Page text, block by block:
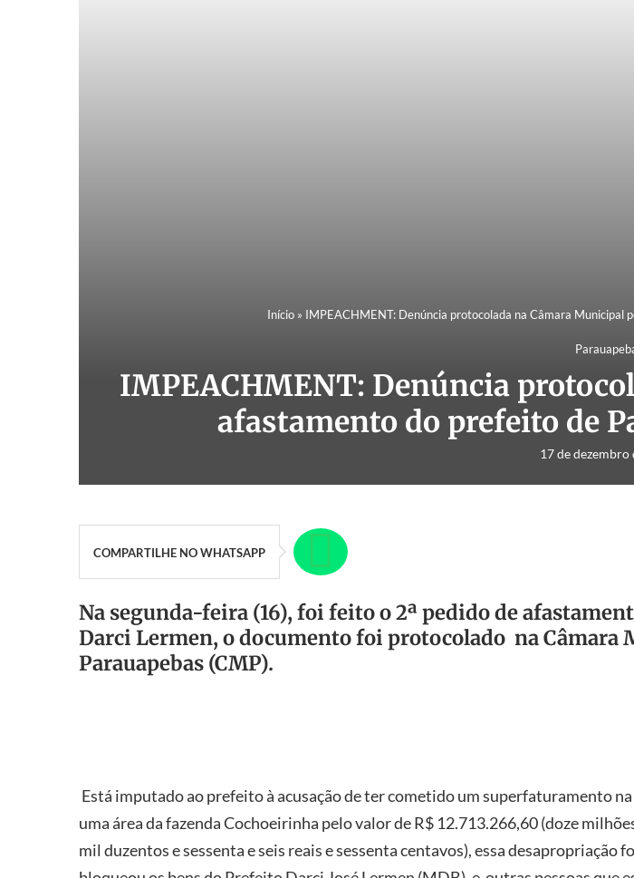
Início» IMPEACHMENT: Denúncia protocolada na Câmara Municipal
IMPEACHMENT: Denúncia
afastamento do prefeito de
17 de dezembro
COMPARTILHE NO WHATSAPP
Na segunda-feira (16), foi feito o 2ª pedido de
Darci Lermen, o documento foi protocolado na Câmara
Parauapebas (CMP).
Está imputado ao prefeito à acusação de ter cometido um superfaturamento
uma área da fazenda Cochoeirinha pelo valor de R$ 12.713.266,60 (doze
mil duzentos e sessenta e seis reais e sessenta centavos), essa desapropriação